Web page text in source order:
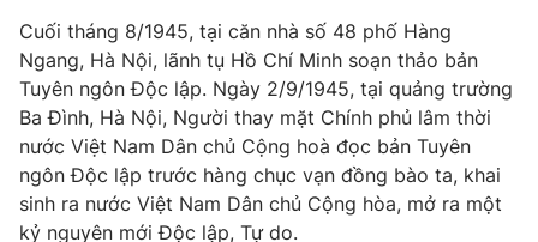
Câu chuyện quốc tế
Tài chính
Thị trường
Góc doanh nghiệp
Dữ liệu và đời sống
Truyền hình
Phim VTV
Hậu trường
Giải trí
Cuối tháng 8/1945, tại căn nhà số 48 phố Hàng
Ngang, Hà Nội, lãnh tụ Hồ Chí Minh soạn thảo bản
Tuyên ngôn Độc lập. Ngày 2/9/1945, tại quảng trường
Ba Đình, Hà Nội, Người thay mặt Chính phủ lâm thời
nước Việt Nam Dân chủ Cộng hoà đọc bản Tuyên
ngôn Độc lập trước hàng chục vạn đồng bào ta, khai
sinh ra nước Việt Nam Dân chủ Cộng hòa, mở ra một
kỷ nguyên mới Độc lập, Tự do.